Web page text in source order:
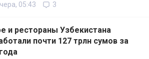
05:43 3
и рестораны Узбекистана
почти 127 трлн сумов за